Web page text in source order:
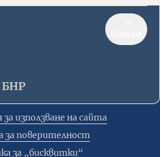
БНР
използване на сайта
за поверителност
за „бисквитки“